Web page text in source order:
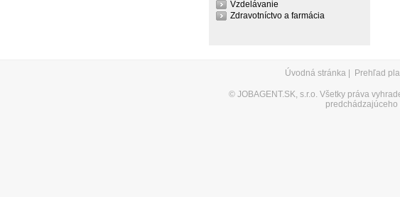
Vzdelávanie
Zdravotníctvo a farmácia
Úvodná stránka Prehľad
© JOBAGENT.SK, s.r.o. Všetky práva